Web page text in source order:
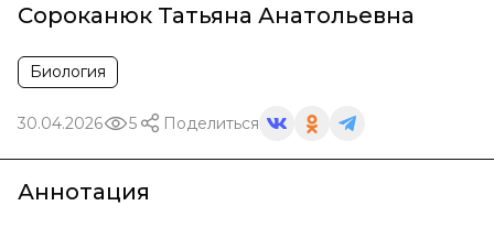
Сороканюк Татьяна Анатольевна
Биология
30.04.2026 5 Поделиться
Аннотация